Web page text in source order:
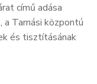
című adása
Tamási központú
és tisztításának